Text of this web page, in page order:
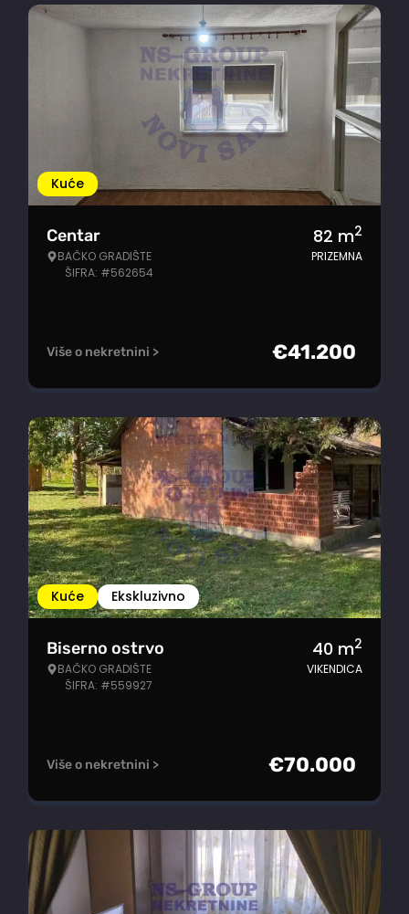
Kuće
Centar
BAČKO GRADIŠTE
ŠIFRA: #562654
82 m2
PRIZEMNA
Više o nekretnini > €41.200
Kuće Ekskluzivno
Biserno ostrvo
BAČKO GRADIŠTE
ŠIFRA: #559927
40 m2
VIKENDICA
Više o nekretnini > €70.000